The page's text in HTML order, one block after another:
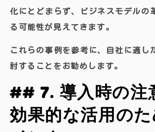
化にとどまらず、ビジネスモデルの
る可能性が見えてきます。
これらの事例を参考に、自社に適し
討することをお勧めします。
## 7. 導入時の注
効果的な活用の